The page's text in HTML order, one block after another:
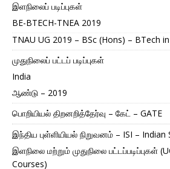
இளநிலைப் படிப்புகள்
BE-BTECH-TNEA 2019
TNAU UG 2019 – BSc (Hons) – BTech
முதுநிலைப் பட்டப் படிப்புகள்
India
ஆண்டு – 2019
பொறியியல் திறனறித்தேர்வு – கேட் – GATE
இந்திய புள்ளியியல் நிறுவனம் – ISI –
இளநிலை மற்றும் முதுநிலை பட்டப்படிப்புகள்
Courses)